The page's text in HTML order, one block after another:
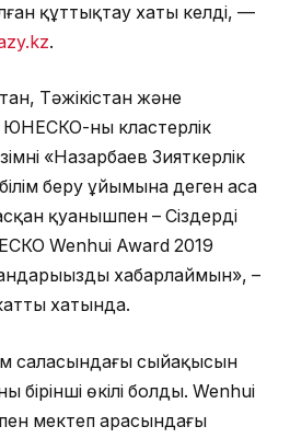
құттықтау хаты келді, —
.
Тәжікістан және
ның кластерлік
«Назарбаев Зияткерлік
беру ұйымына деген аса
қуанышпен – Сіздердің
Wenhui Award 2019
хабарлаймын», –
хатында.
саласындағы сыйақысын
бірінші өкілі болды. Wenhui
мектеп арасындағы